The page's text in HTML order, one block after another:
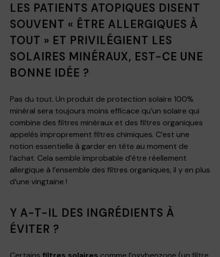
LES PATIENTS ATOPIQUES DISENT
SOUVENT « ÊTRE ALLERGIQUES À
TOUT » ET PRIVILÉGIENT LES
SOLAIRES MINÉRAUX, EST-CE UNE
BONNE IDÉE ?
Pas du tout. Un produit de protection solaire 100%
minéral sera toujours moins efficace qu’un solaire qui
combine des filtres minéraux et des filtres organiques
appelés improprement filtres chimiques. C’est une
notion essentielle à garder en tête au moment de
l’achat. Cela semble improbable d’être réellement
allergique à l’ensemble des filtres organiques, il y en plus
d’une vingtaine !
Y A-T-IL DES INGRÉDIENTS À
ÉVITER ?